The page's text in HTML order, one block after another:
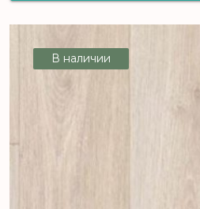
В наличии